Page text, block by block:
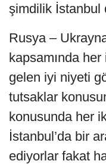
şimdilik İstanbul
Rusya –
kapsamında
gelen iyi niyeti
tutsaklar
konusunda her
İstanbul’da bir
ediyorlar fakat